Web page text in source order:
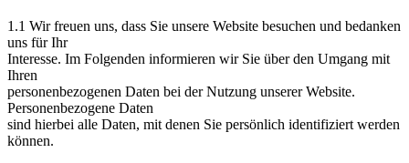
1.1 Wir freuen uns, dass Sie unsere Website besuchen und bedanken
uns für Ihr
Interesse. Im Folgenden informieren wir Sie über den Umgang mit
Ihren
personenbezogenen Daten bei der Nutzung unserer Website.
Personenbezogene Daten
sind hierbei alle Daten, mit denen Sie persönlich identifiziert werden
können.